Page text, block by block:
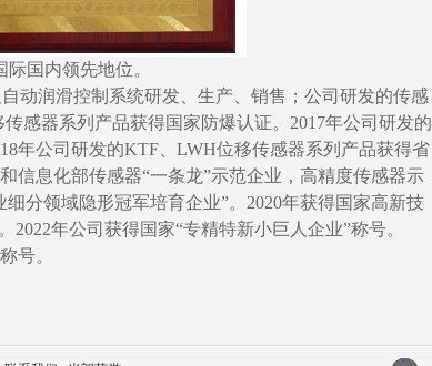
际国内领先地位。
动润滑控制系统研发、生产、销售；公司研发的传感
感器系列产品获得国家防爆认证。2017年公司研发的
年公司研发的KTF、LWH位移传感器系列产品获得省
信息化部传感器“一条龙”示范企业，高精度传感器示
细分领域隐形冠军培育企业”。2020年获得国家高新技
2022年公司获得国家“专精特新小巨人 企业”称号。
号。